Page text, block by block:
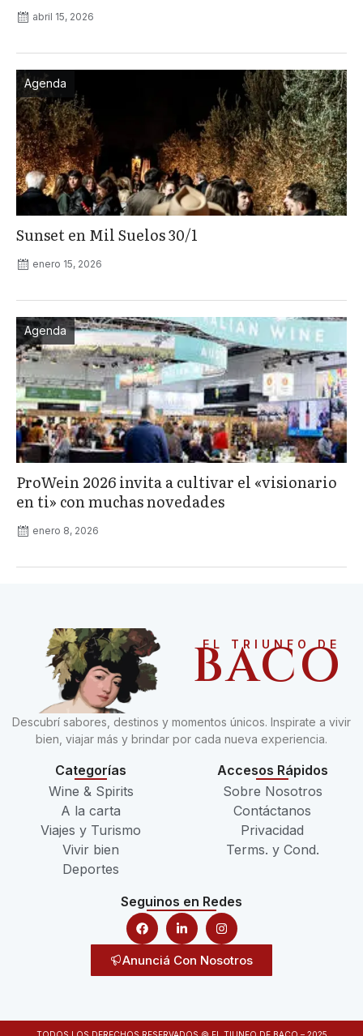
abril 15, 2026
Agenda
Sunset en Mil Suelos 30/1
enero 15, 2026
Agenda
ProWein 2026 invita a cultivar el «visionario
en ti» con muchas novedades
enero 8, 2026
EL TRIUNFO DE
BACO
Descubrí sabores, destinos y momentos únicos. Inspirate a vivir
bien, viajar más y brindar por cada nueva experiencia.
Categorías
Wine & Spirits
A la carta
Viajes y Turismo
Vivir bien
Deportes
Accesos Rápidos
Sobre Nosotros
Contáctanos
Privacidad
Terms. y Cond.
Seguinos en Redes
Anunciá Con Nosotros